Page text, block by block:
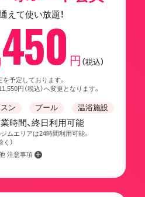
えて使い放題！
円 （税込）
予定しております。
円（税込）へ変更となります。
ン プール 温浴施設
時間、終日利用可能
ムエリアは24時間利用可能。
く）
注意事項